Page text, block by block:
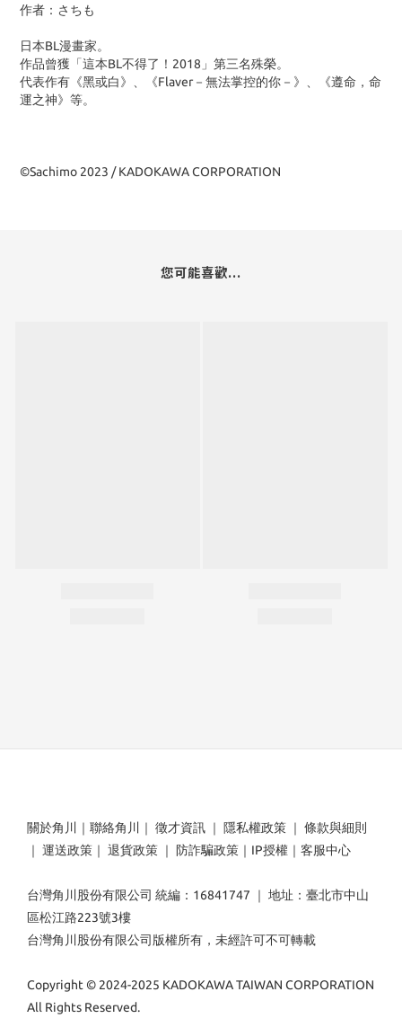
作者：さちも
日本BL漫畫家。
作品曾獲「這本BL不得了！2018」第三名殊榮。
代表作有《黑或白》、《Flaver－無法掌控的你－》、《遵命，命
運之神》等。
©Sachimo 2023 / KADOKAWA CORPORATION
您可能喜歡...
關於角川 ｜ 聯絡角川 ｜ 徵才資訊 ｜ 隱私權政策 ｜ 條款與細則
｜ 運送政策 ｜ 退貨政策 ｜ 防詐騙政策 ｜ IP授權 ｜ 客服中心
台灣角川股份有限公司 統編：16841747 ｜ 地址：臺北市中山
區松江路223號3樓
台灣角川股份有限公司版權所有，未經許可不可轉載
Copyright © 2024-2025 KADOKAWA TAIWAN CORPORATION
All Rights Reserved.